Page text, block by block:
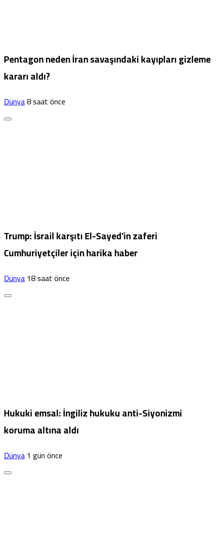
Pentagon neden İran savaşındaki kayıpları gizleme
kararı aldı?
Dünya8 saat önce
Trump: İsrail karşıtı El-Sayed’in zaferi
Cumhuriyetçiler için harika haber
Dünya18 saat önce
Hukuki emsal: İngiliz hukuku anti-Siyonizmi
koruma altına aldı
Dünya1 gün önce